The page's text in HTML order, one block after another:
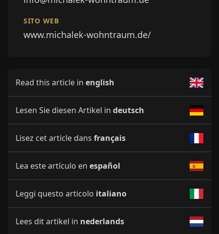
SITO WEB
www.michalek-wohntraum.de/
Read this article in english
Lesen Sie diesen Artikel in deutsch
Lisez cet article dans français
Lea este artículo en español
Leggi questo articolo italiano
Lees dit artikel in nederlands